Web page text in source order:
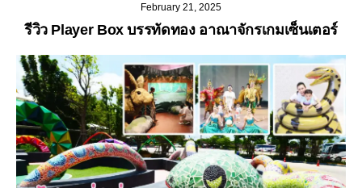
February 21, 2025
รีวิว Player Box บรรทัดทอง อาณาจักรเกมเซ็นเตอร์